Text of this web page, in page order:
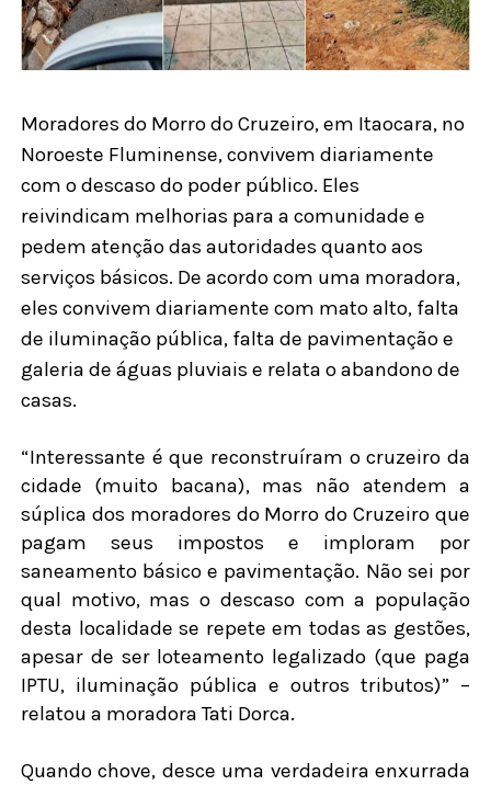
Moradores do Morro do Cruzeiro, em Itaocara, no
Noroeste Fluminense, convivem diariamente
com o descaso do poder público. Eles
reivindicam melhorias para a comunidade e
pedem atenção das autoridades quanto aos
serviços básicos. De acordo com uma moradora,
eles convivem diariamente com mato alto, falta
de iluminação pública, falta de pavimentação e
galeria de águas pluviais e relata o abandono de
casas.
“Interessante é que reconstruíram o cruzeiro da
cidade (muito bacana), mas não atendem a
súplica dos moradores do Morro do Cruzeiro que
pagam seus impostos e imploram por
saneamento básico e pavimentação. Não sei por
qual motivo, mas o descaso com a população
desta localidade se repete em todas as gestões,
apesar de ser loteamento legalizado (que paga
IPTU, iluminação pública e outros tributos)” –
relatou a moradora Tati Dorca.
Quando chove, desce uma verdadeira enxurrada